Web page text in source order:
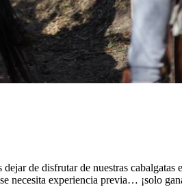
de disfrutar de nuestras
necesita experiencia previa… ¡solo